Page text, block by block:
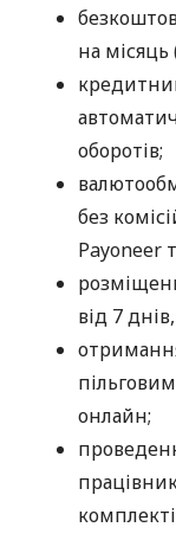
на місяць
оборотів;
без
Payoneer
від 7
онлайн;